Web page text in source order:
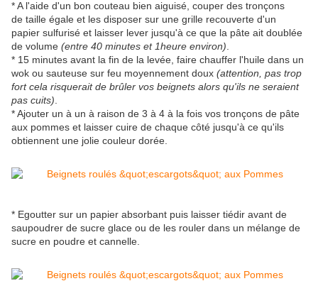
* A l'aide d'un bon couteau bien aiguisé, couper des tronçons
de taille égale et les disposer sur une grille recouverte d'un
papier sulfurisé et laisser lever jusqu'à ce que la pâte ait doublée
de volume (entre 40 minutes et 1heure environ)
* 15 minutes avant la fin de la levée, faire chauffer l'huile dans un
wok ou sauteuse sur feu moyennement doux (attention, pas trop
fort cela risquerait de brûler vos beignets alors qu'ils ne seraient
pas cuits)
* Ajouter un à un à raison de 3 à 4 à la fois vos tronçons de pâte
aux pommes et laisser cuire de chaque côté jusqu'à ce qu'ils
obtiennent une jolie couleur dorée.
* Egoutter sur un papier absorbant puis laisser tiédir avant de
saupoudrer de sucre glace ou de les rouler dans un mélange de
sucre en poudre et cannelle.